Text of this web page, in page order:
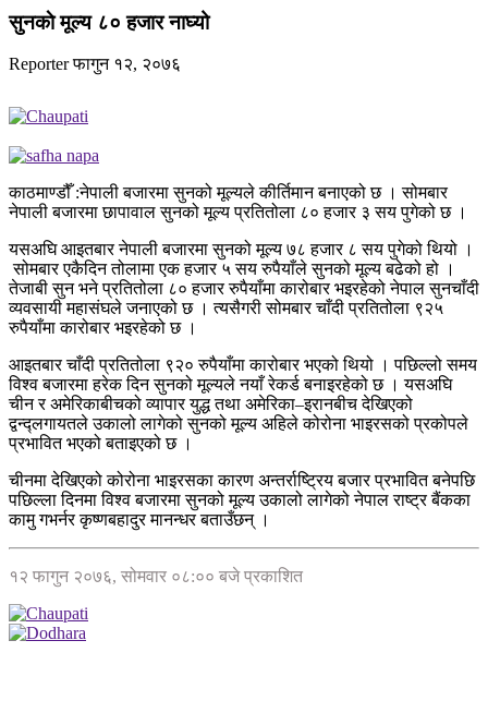
सुनकाे मूल्य ८० हजार नाघ्यो
Reporterफागुन १२, २०७६
काठमाण्डौँ :नेपाली बजारमा सुनको मूल्यले कीर्तिमान बनाएको छ । सोमबार
नेपाली बजारमा छापावाल सुनको मूल्य प्रतितोला ८० हजार ३ सय पुगेको छ ।
यसअघि आइतबार नेपाली बजारमा सुनको मूल्य ७८ हजार ८ सय पुगेको थियो ।
सोमबार एकैदिन तोलामा एक हजार ५ सय रुपैयाँले सुनको मूल्य बढेको हो ।
तेजाबी सुन भने प्रतितोला ८० हजार रुपैयाँमा कारोबार भइरहेको नेपाल सुनचाँदी
व्यवसायी महासंघले जनाएको छ । त्यसैगरी सोमबार चाँदी प्रतितोला ९२५
रुपैयाँमा कारोबार भइरहेको छ ।
आइतबार चाँदी प्रतितोला ९२० रुपैयाँमा कारोबार भएको थियो । पछिल्लो समय
विश्व बजारमा हरेक दिन सुनको मूल्यले नयाँ रेकर्ड बनाइरहेको छ । यसअघि
चीन र अमेरिकाबीचको व्यापार युद्ध तथा अमेरिका–इरानबीच देखिएको
द्वन्द्लगायतले उकालो लागेको सुनको मूल्य अहिले कोरोना भाइरसको प्रकोपले
प्रभावित भएको बताइएको छ ।
चीनमा देखिएको कोरोना भाइरसका कारण अन्तर्राष्ट्रिय बजार प्रभावित बनेपछि
पछिल्ला दिनमा विश्व बजारमा सुनको मूल्य उकालो लागेको नेपाल राष्ट्र बैंकका
कामु गभर्नर कृष्णबहादुर मानन्धर बताउँछन् ।
१२ फागुन २०७६, सोमवार ०८:०० बजे प्रकाशित